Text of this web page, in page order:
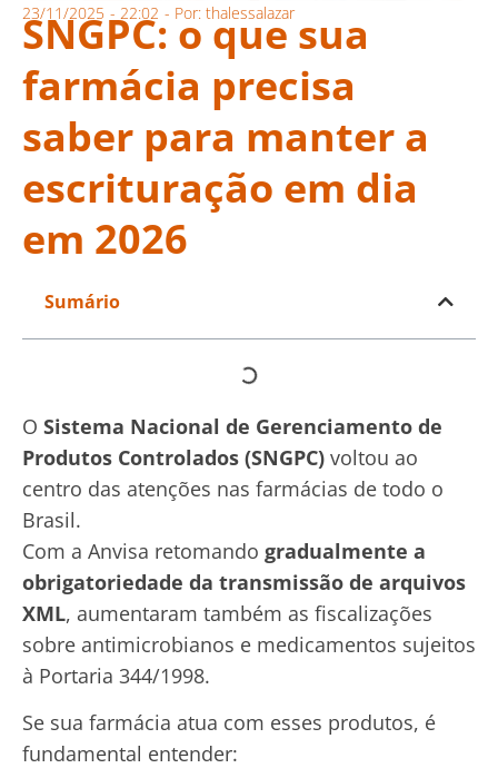
23/11/2025 - 22:02 - Por: thalessalazar
SNGPC: o que sua
farmácia precisa
saber para manter a
escrituração em dia
em 2026
Sumário
O Sistema Nacional de Gerenciamento de
Produtos Controlados (SNGPC) voltou ao
centro das atenções nas farmácias de todo o
Brasil.
Com a Anvisa retomando gradualmente a
obrigatoriedade da transmissão de arquivos
XML, aumentaram também as fiscalizações
sobre antimicrobianos e medicamentos sujeitos
à Portaria 344/1998.
Se sua farmácia atua com esses produtos, é
fundamental entender: